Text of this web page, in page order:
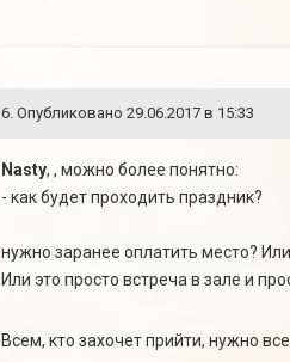
6. Опубликовано 29.06.2017 в 15:33
Nasty, , можно более понятно:
- как будет проходить праздник?
нужно заранее оплатить место?
Или это просто встреча в зале и
Всем, кто захочет прийти, нужно